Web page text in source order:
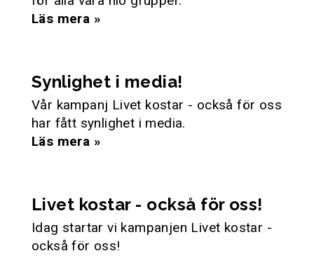
Läs mera »
Synlighet i media!
Vår kampanj Livet kostar - också för oss
har fått synlighet i media.
Läs mera »
Livet kostar - också för oss!
Idag startar vi kampanjen Livet kostar -
också för oss!